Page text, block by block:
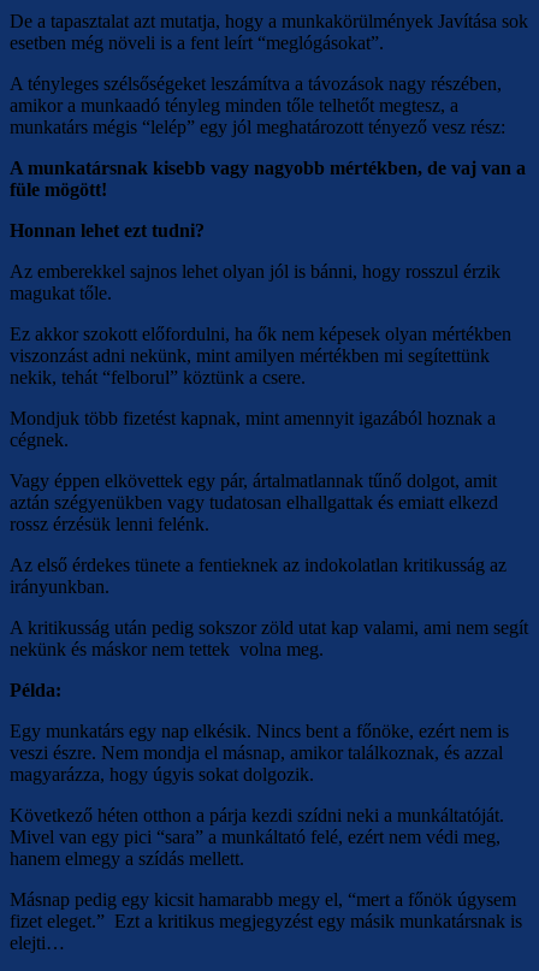
De a tapasztalat azt mutatja, hogy a munkakörülmények Javítása sok
esetben még növeli is a fent leírt “meglógásokat”.
A tényleges szélsőségeket leszámítva a távozások nagy részében,
amikor a munkaadó tényleg minden tőle telhetőt megtesz, a
munkatárs mégis “lelép” egy jól meghatározott tényező vesz rész:
A munkatársnak kisebb vagy nagyobb mértékben, de vaj van a
füle mögött!
Honnan lehet ezt tudni?
Az emberekkel sajnos lehet olyan jól is bánni, hogy rosszul érzik
magukat tőle.
Ez akkor szokott előfordulni, ha ők nem képesek olyan mértékben
viszonzást adni nekünk, mint amilyen mértékben mi segítettünk
nekik, tehát “felborul” köztünk a csere.
Mondjuk több fizetést kapnak, mint amennyit igazából hoznak a
cégnek.
Vagy éppen elkövettek egy pár, ártalmatlannak tűnő dolgot, amit
aztán szégyenükben vagy tudatosan elhallgattak és emiatt elkezd
rossz érzésük lenni felénk.
Az első érdekes tünete a fentieknek az indokolatlan kritikusság az
irányunkban.
A kritikusság után pedig sokszor zöld utat kap valami, ami nem segít
nekünk és máskor nem tettek volna meg.
Példa:
Egy munkatárs egy nap elkésik. Nincs bent a főnöke, ezért nem is
veszi észre. Nem mondja el másnap, amikor találkoznak, és azzal
magyarázza, hogy úgyis sokat dolgozik.
Következő héten otthon a párja kezdi szídni neki a munkáltatóját.
Mivel van egy pici “sara” a munkáltató felé, ezért nem védi meg,
hanem elmegy a szídás mellett.
Másnap pedig egy kicsit hamarabb megy el, “mert a főnök úgysem
fizet eleget.” Ezt a kritikus megjegyzést egy másik munkatársnak is
elejti…